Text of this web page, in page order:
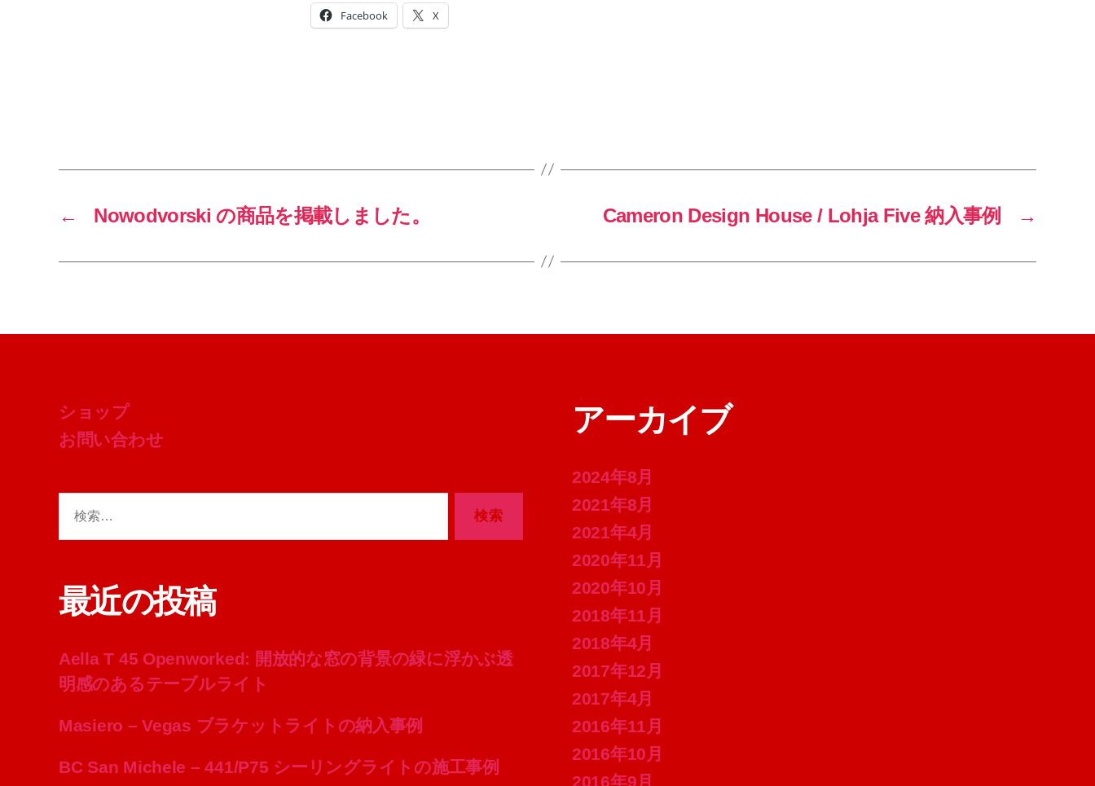
Facebook X
← Nowodvorski の商品を掲載しました。 →
Cameron Design House / Lohja Five 納入事例
ショップ
お問い合わせ
最近の投稿
Aella T 45 Openworked: 開放的な窓の背景の緑に浮かぶ透
明感のあるテーブルライト
Masiero – Vegas ブラケットライトの納入事例
BC San Michele – 441/P75 シーリングライトの施工事例
アーカイブ
2024年8月
2021年8月
2021年4月
2020年11月
2020年10月
2018年11月
2018年4月
2017年12月
2017年4月
2016年11月
2016年10月
2016年9月